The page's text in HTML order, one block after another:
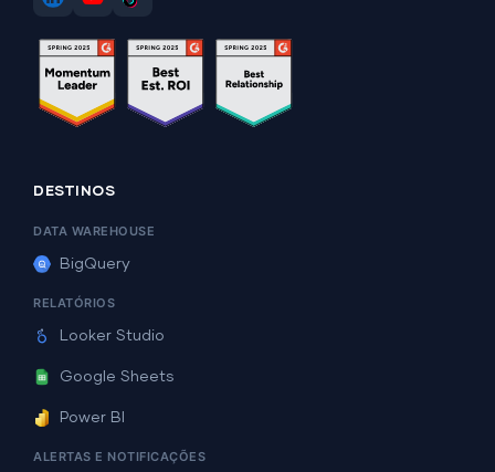
DESTINOS
DATA WAREHOUSE
BigQuery
RELATÓRIOS
Looker Studio
Google Sheets
Power BI
ALERTAS E NOTIFICAÇÕES